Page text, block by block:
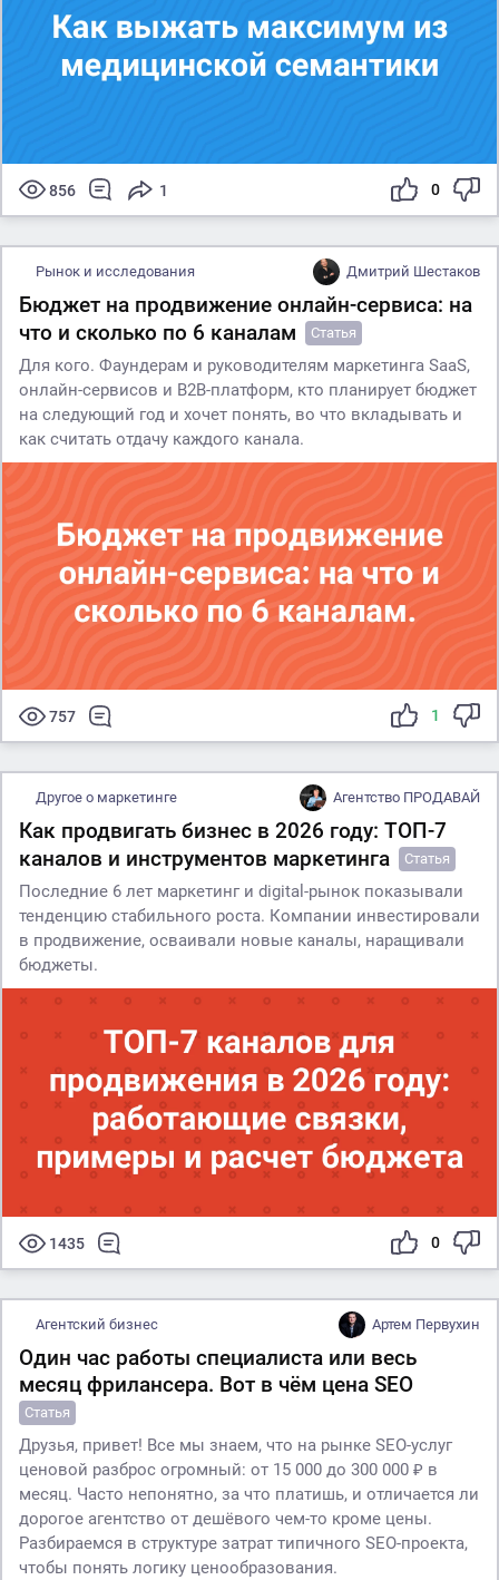
856 1 0
Рынок и исследования Дмитрий Шестаков
Бюджет на продвижение онлайн-сервиса: на
что и сколько по 6 каналам
Статья
Для кого. Фаундерам и руководителям маркетинга SaaS,
онлайн-сервисов и B2B-платформ, кто планирует бюджет
на следующий год и хочет понять, во что вкладывать и
как считать отдачу каждого канала.
757 1
Другое о маркетинге Агентство ПРОДАВАЙ
Как продвигать бизнес в 2026 году: ТОП-7
каналов и инструментов маркетинга
Статья
Последние 6 лет маркетинг и digital-рынок показывали
тенденцию стабильного роста. Компании инвестировали
в продвижение, осваивали новые каналы, наращивали
бюджеты.
1435 0
Агентский бизнес Артем Первухин
Один час работы специалиста или весь
месяц фрилансера. Вот в чём цена SEO
Статья
Друзья, привет! Все мы знаем, что на рынке SEO-услуг
ценовой разброс огромный: от 15 000 до 300 000 ₽ в
месяц. Часто непонятно, за что платишь, и отличается ли
дорогое агентство от дешёвого чем-то кроме цены.
Разбираемся в структуре затрат типичного SEO-проекта,
чтобы понять логику ценообразования.